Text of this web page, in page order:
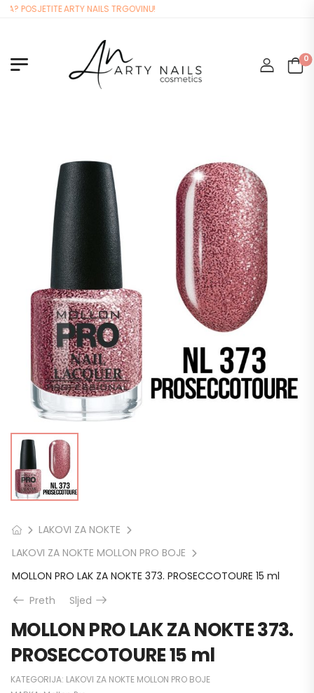
POSJETITE ARTY NAILS TRGOVINU!
0
LAKOVI ZA NOKTE
LAKOVI ZA NOKTE MOLLON PRO BOJE
MOLLON PRO LAK ZA NOKTE 373. PROSECCOTOURE 15 ml
Preth
Sljed
MOLLON PRO LAK ZA NOKTE 373.
PROSECCOTOURE 15 ml
KATEGORIJA: LAKOVI ZA NOKTE MOLLON PRO BOJE